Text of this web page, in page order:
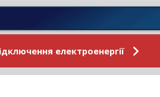
електроенергії